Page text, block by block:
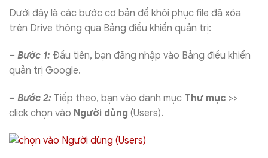
Dưới đây là các bước cơ bản để khôi phục file đã xóa
trên Drive thông qua Bảng điều khiển quản trị:
– Bước 1: Đầu tiên, bạn đăng nhập vào Bảng điều khiển
quản trị Google.
– Bước 2: Tiếp theo, bạn vào danh mục Thư mục >>
click chọn vào Người dùng (Users).